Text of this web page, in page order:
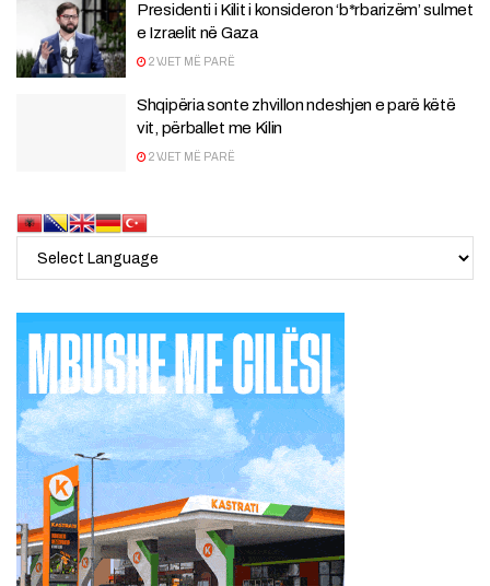
Presidenti i Kilit i konsideron ‘b*rbarizëm’ sulmet
e Izraelit në Gaza
2 VJET MË PARË
Shqipëria sonte zhvillon ndeshjen e parë këtë
vit, përballet me Kilin
2 VJET MË PARË